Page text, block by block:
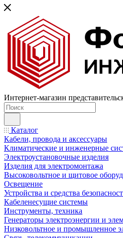
Интернет-магазин
Каталог
Кабели, провода и аксессуары
Климатические и инженерные
Электроустановочные изделия
Изделия для электромонтажа
Высоковольтное и щитовое
Освещение
Устройства и средства
Кабеленесущие системы
Инструменты, техника
Генераторы электроэнергии и
Низковольтное и промышленное